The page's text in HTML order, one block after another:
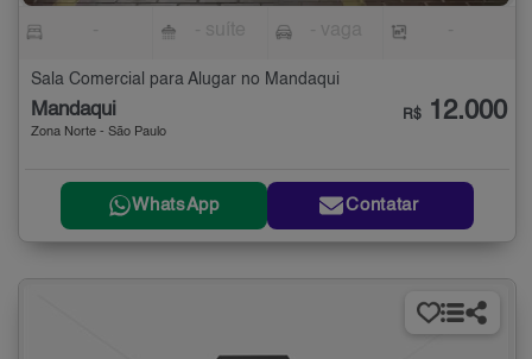
Sala Comercial para Alugar no Mandaqui
Mandaqui
Zona Norte - São Paulo
R$ 12.000
WhatsApp Contatar